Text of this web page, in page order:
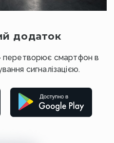
додаток
перетворює смартфон в
сигналізацією.